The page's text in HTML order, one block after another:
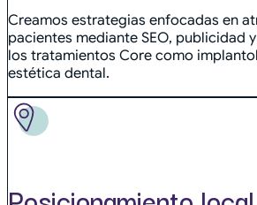
Creamos estrategias enfocadas en
pacientes mediante SEO, publicidad
los tratamientos Core como
estética dental.